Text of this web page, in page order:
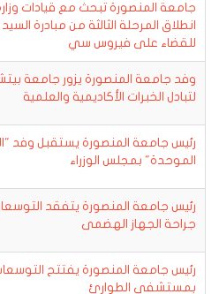
جامعة المنصورة تبحث مع قيادات
انطلاق المرحلة الثالثة من مبادرة
للقضاء على فيروس سي
وفد جامعة المنصورة يزور جامعة
لتبادل الخبرات الأكاديمية والعلمية
رئيس جامعة المنصورة يستقبل وفد
الموحدة" بمجلس الوزراء
رئيس جامعة المنصورة يتفقد
جراحة الجهاز الهضمى
رئيس جامعة المنصورة يفتتح
بمستشفى الطوارئ